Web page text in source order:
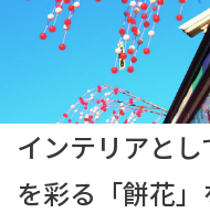
インテリアと
を彩る「餅花」